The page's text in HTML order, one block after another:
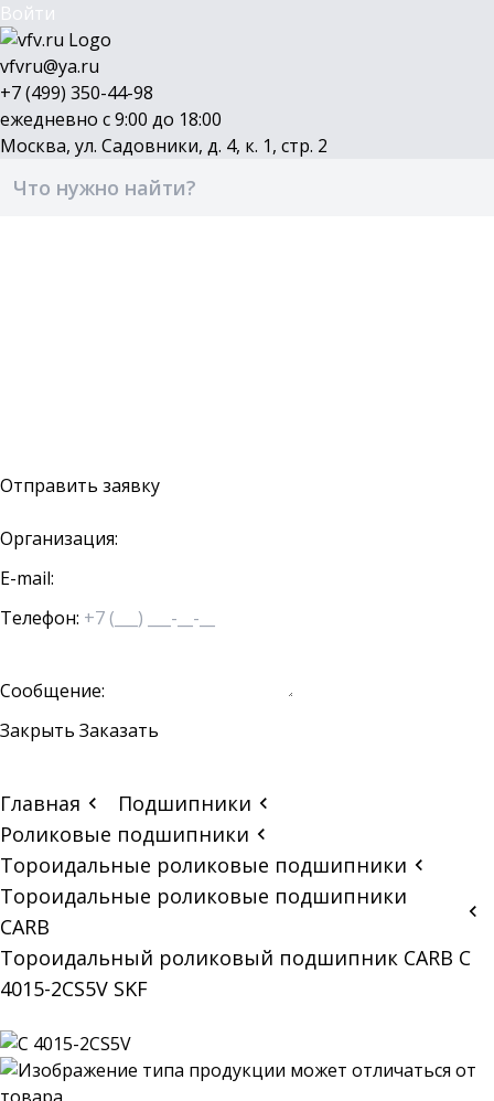
Войти
vfvru@ya.ru
+7 (499) 350-44-98
ежедневно с 9:00 до 18:00
Москва, ул. Садовники, д. 4, к. 1, стр. 2
Отправить заявку
Организация:
E-mail:
Телефон:
Сообщение:
Закрыть Заказать
Главная
Подшипники
Роликовые подшипники
Тороидальные роликовые подшипники
Тороидальные роликовые подшипники
CARB
Тороидальный роликовый подшипник CARB C
4015-2CS5V SKF